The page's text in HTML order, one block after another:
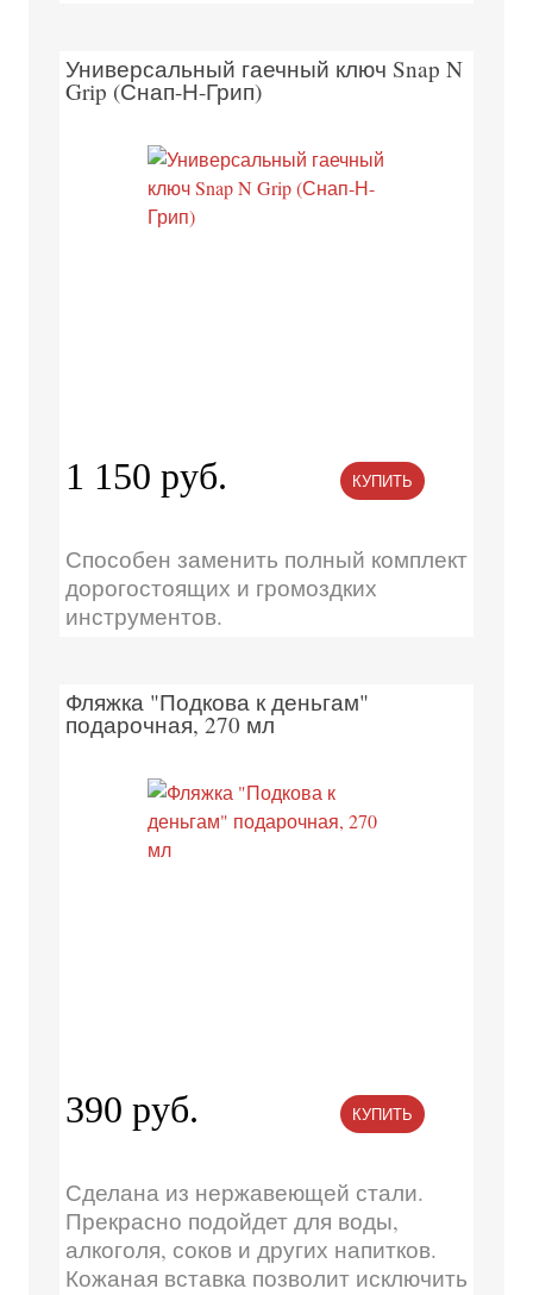
Универсальный гаечный ключ Snap N
Grip (Снап-Н-Грип)
1 150 руб. КУПИТЬ
Способен заменить полный комплект
дорогостоящих и громоздких
инструментов.
Фляжка "Подкова к деньгам"
подарочная, 270 мл
390 руб. КУПИТЬ
Сделана из нержавеющей стали.
Прекрасно подойдет для воды,
алкоголя, соков и других напитков.
Кожаная вставка позволит исключить